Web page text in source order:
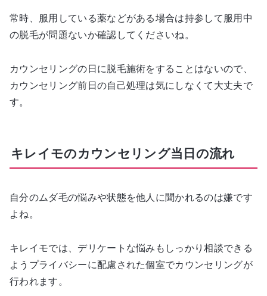
常時、服用している薬などがある場合は持参して服用中
の脱毛が問題ないか確認してくださいね。
カウンセリングの日に脱毛施術をすることはないので、
カウンセリング前日の自己処理は気にしなくて大丈夫で
す。
キレイモのカウンセリング当日の流れ
自分のムダ毛の悩みや状態を他人に聞かれるのは嫌です
よね。
キレイモでは、デリケートな悩みもしっかり相談できる
ようプライバシーに配慮された個室でカウンセリングが
行われます。